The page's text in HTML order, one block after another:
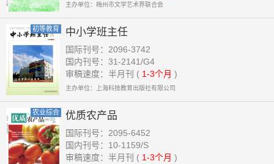
主办单位：梅州市文学艺术界联合会
初等教育 中小学班主任
国际刊号：2096-3742
国内刊号：31-2141/G4
审稿速度：半月刊 ( 1-3个月 )
主办单位：上海科技教育出版社有限公司
农业综合 优质农产品
国际刊号：2095-6452
国内刊号：10-1159/S
审稿速度：半月刊 ( 1-3个月 )